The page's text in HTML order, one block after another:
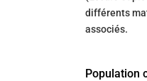
différents
associés.
Population